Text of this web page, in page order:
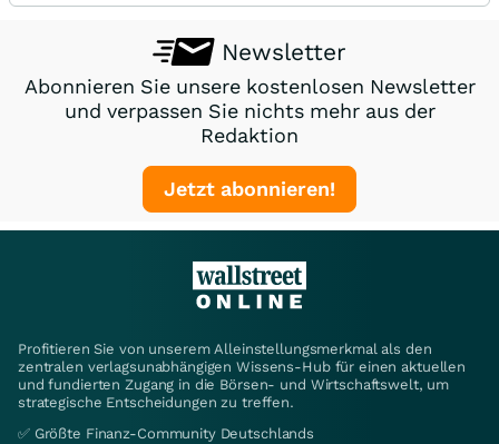
Newsletter
Abonnieren Sie unsere kostenlosen Newsletter
und verpassen Sie nichts mehr aus der
Redaktion
Jetzt abonnieren!
Profitieren Sie von unserem Alleinstellungsmerkmal als den
zentralen verlagsunabhängigen Wissens-Hub für einen aktuellen
und fundierten Zugang in die Börsen- und Wirtschaftswelt, um
strategische Entscheidungen zu treffen.
✅ Größte Finanz-Community Deutschlands